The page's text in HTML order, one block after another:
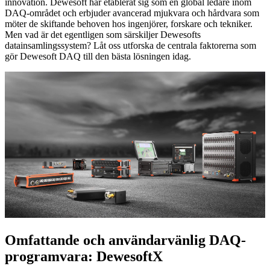
innovation. Dewesoft har etablerat sig som en global ledare inom
DAQ-området och erbjuder avancerad mjukvara och hårdvara som
möter de skiftande behoven hos ingenjörer, forskare och tekniker.
Men vad är det egentligen som särskiljer Dewesofts
datainsamlingssystem? Låt oss utforska de centrala faktorerna som
gör Dewesoft DAQ till den bästa lösningen idag.
Omfattande och användarvänlig DAQ-
programvara: DewesoftX